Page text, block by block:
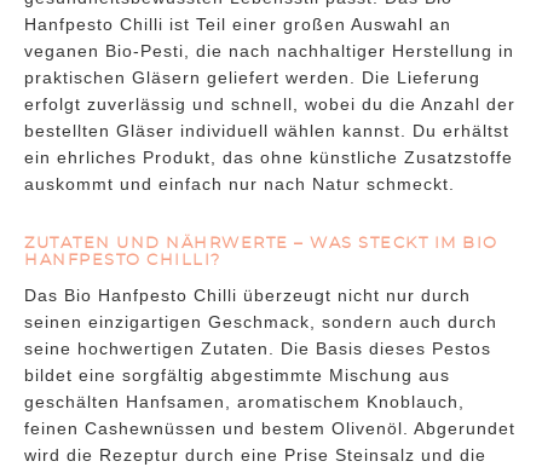
Hanfpesto Chilli ist Teil einer großen Auswahl an
veganen Bio-Pesti, die nach nachhaltiger Herstellung in
praktischen Gläsern geliefert werden. Die Lieferung
erfolgt zuverlässig und schnell, wobei du die Anzahl der
bestellten Gläser individuell wählen kannst. Du erhältst
ein ehrliches Produkt, das ohne künstliche Zusatzstoffe
auskommt und einfach nur nach Natur schmeckt.
ZUTATEN UND NÄHRWERTE – WAS STECKT IM BIO
HANFPESTO CHILLI?
Das Bio Hanfpesto Chilli überzeugt nicht nur durch
seinen einzigartigen Geschmack, sondern auch durch
seine hochwertigen Zutaten. Die Basis dieses Pestos
bildet eine sorgfältig abgestimmte Mischung aus
geschälten Hanfsamen, aromatischem Knoblauch,
feinen Cashewnüssen und bestem Olivenöl. Abgerundet
wird die Rezeptur durch eine Prise Steinsalz und die